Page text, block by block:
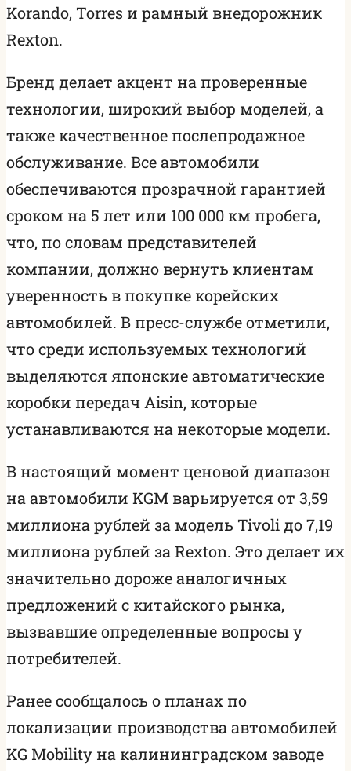
Korando, Torres и рамный внедорожник
Rexton.
Бренд делает акцент на проверенные
технологии, широкий выбор моделей, а
также качественное послепродажное
обслуживание. Все автомобили
обеспечиваются прозрачной гарантией
сроком на 5 лет или 100 000 км пробега,
что, по словам представителей
компании, должно вернуть клиентам
уверенность в покупке корейских
автомобилей. В пресс-службе отметили,
что среди используемых технологий
выделяются японские автоматические
коробки передач Aisin, которые
устанавливаются на некоторые модели.
В настоящий момент ценовой диапазон
на автомобили KGM варьируется от 3,59
миллиона рублей за модель Tivoli до 7,19
миллиона рублей за Rexton. Это делает их
значительно дороже аналогичных
предложений с китайского рынка,
вызвавшие определенные вопросы у
потребителей.
Ранее сообщалось о планах по
локализации производства автомобилей
KG Mobility на калининградском заводе